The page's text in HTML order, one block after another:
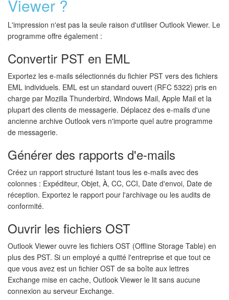
Viewer ?
L'impression n'est pas la seule raison d'utiliser Outlook Viewer. Le
programme offre également :
Convertir PST en EML
Exportez les e-mails sélectionnés du fichier PST vers des fichiers
EML individuels. EML est un standard ouvert (RFC 5322) pris en
charge par Mozilla Thunderbird, Windows Mail, Apple Mail et la
plupart des clients de messagerie. Déplacez des e-mails d'une
ancienne archive Outlook vers n'importe quel autre programme
de messagerie.
Générer des rapports d'e-mails
Créez un rapport structuré listant tous les e-mails avec des
colonnes : Expéditeur, Objet, À, CC, CCI, Date d'envoi, Date de
réception. Exportez le rapport pour l'archivage ou les audits de
conformité.
Ouvrir les fichiers OST
Outlook Viewer ouvre les fichiers OST (Offline Storage Table) en
plus des PST. Si un employé a quitté l'entreprise et que tout ce
que vous avez est un fichier OST de sa boîte aux lettres
Exchange mise en cache, Outlook Viewer le lit sans aucune
connexion au serveur Exchange.